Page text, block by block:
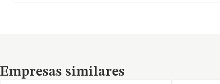
Empresas similares
Empresas similares